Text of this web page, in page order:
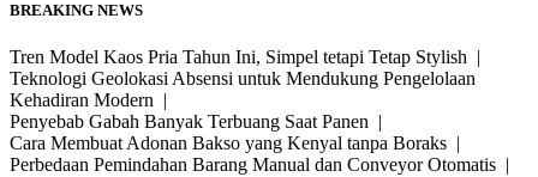
BREAKING NEWS
Tren Model Kaos Pria Tahun Ini, Simpel tetapi Tetap Stylish |
Teknologi Geolokasi Absensi untuk Mendukung Pengelolaan
Kehadiran Modern |
Penyebab Gabah Banyak Terbuang Saat Panen |
Cara Membuat Adonan Bakso yang Kenyal tanpa Boraks |
Perbedaan Pemindahan Barang Manual dan Conveyor Otomatis |